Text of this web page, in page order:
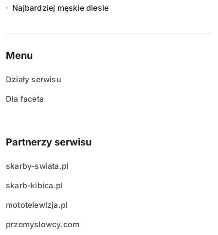
Najbardziej męskie diesle
Menu
Działy serwisu
Dla faceta
Partnerzy serwisu
skarby-swiata.pl
skarb-kibica.pl
mototelewizja.pl
przemyslowcy.com